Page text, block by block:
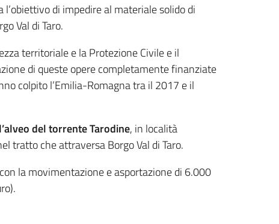
l’obiettivo di impedire al materiale solido di
Val di Taro.
territoriale e la Protezione Civile e il
di queste opere completamente finanziate
colpito l’Emilia-Romagna tra il 2017 e il
del torrente Tarodine, in località
tratto che attraversa Borgo Val di Taro.
con la movimentazione e asportazione di 6.000